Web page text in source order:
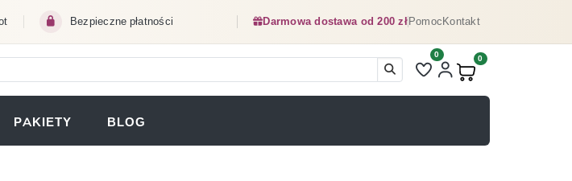
Bezpieczne płatności Darmowa dostawa od 200 złPomocKontakt
Liczba pozycji na liście
0
Produkty w koszyku:
0
PAKIETY BLOG